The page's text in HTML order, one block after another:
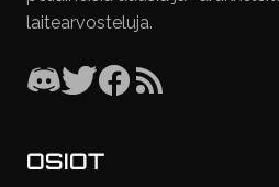
laitearvosteluja.
OSIOT